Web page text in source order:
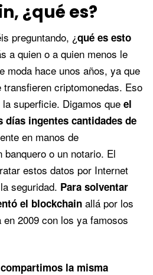
¿qué es?
preguntando, ¿qué es esto
a quien o a quien menos le
moda hace unos años, ya que
criptomonedas. Eso
superficie. Digamos que el
ingentes cantidades de
en manos de
o un notario. El
estos datos por Internet
seguridad. Para solventar
el blockchainallá por los
2009 con los ya famosos
la misma